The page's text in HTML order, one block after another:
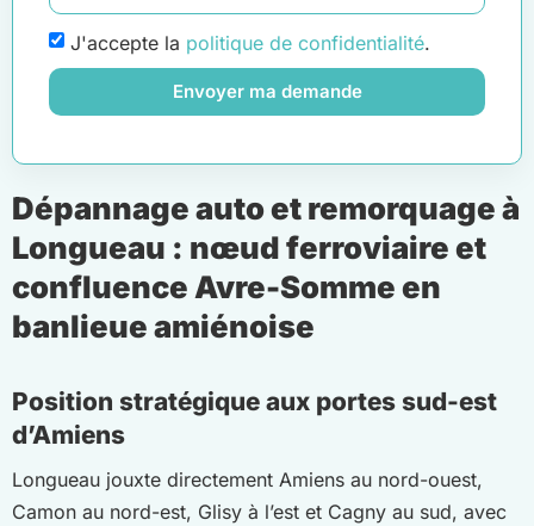
J'accepte la politique de confidentialité.
Envoyer ma demande
Dépannage auto et remorquage à
Longueau : nœud ferroviaire et
confluence Avre-Somme en
banlieue amiénoise
Position stratégique aux portes sud-est
d’Amiens
Longueau jouxte directement Amiens au nord-ouest,
Camon au nord-est, Glisy à l’est et Cagny au sud, avec